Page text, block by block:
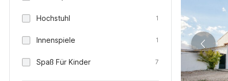
Hochstuhl 1
Innenspiele 1
Spaß Für Kinder 7